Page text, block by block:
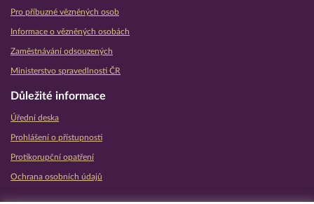
Pro příbuzné vězněných osob
Informace o vězněných osobách
Zaměstnávání odsouzených
Ministerstvo spravedlnosti ČR
Důležité informace
Úřední deska
Prohlášení o přístupnosti
Protikorupční opatření
Ochrana osobních údajů